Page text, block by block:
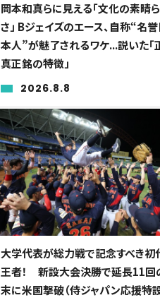
岡本和真らに見える「文化の素晴
さ」 Bジェイズのエース、自称“名
本人”が魅了されるワケ...説いた「
真正銘の特徴」
2026.8.8
大学代表が総力戦で記念すべき初
王者！ 新設大会決勝で延長11回
末に米国撃破（侍ジャパン応援特